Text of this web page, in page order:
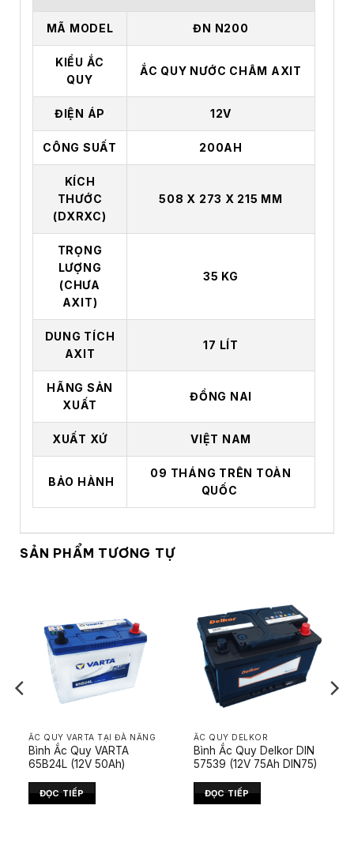
MÃ MODEL ĐN N200
KIỂU ẮC
QUY
ẮC QUY NƯỚC CHÂM AXIT
ĐIỆN ÁP 12V
CÔNG SUẤT 200AH
KÍCH
THƯỚC
(DXRXC)
508 X 273 X 215 MM
TRỌNG
LƯỢNG
(CHƯA
AXIT)
35 KG
DUNG TÍCH
AXIT
17 LÍT
HÃNG SẢN
XUẤT
ĐỒNG NAI
XUẤT XỨ VIỆT NAM
BẢO HÀNH
09 THÁNG TRÊN TOÀN
QUỐC
SẢN PHẨM TƯƠNG TỰ
ẮC QUY VARTA TẠI ĐÀ NẴNG
Bình Ắc Quy VARTA
65B24L (12V 50Ah)
ĐỌC TIẾP
ẮC QUY DELKOR
Bình Ắc Quy Delkor DIN
57539 (12V 75Ah DIN75)
ĐỌC TIẾP